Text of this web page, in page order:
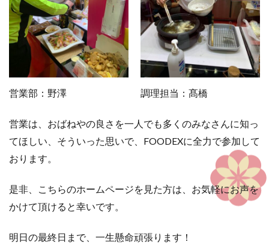
営業部：野澤 調理担当：髙橋
営業は、おばねやの良さを一人でも多くのみなさんに知っ
てほしい、そういった思いで、FOODEXに全力で参加して
おります。
是非、こちらのホームページを見た方は、お気軽にお声を
かけて頂けると幸いです。
明日の最終日まで、一生懸命頑張ります！